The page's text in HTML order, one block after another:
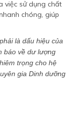
việc sử dụng chất
chóng, giúp
là dấu hiệu của
báo về dư lượng
trọng cho hệ
gia Dinh dưỡng